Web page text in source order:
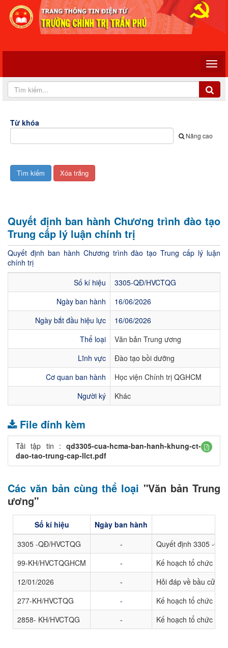
Từ khóa
Nâng cao
Quyết định ban hành Chương trình đào tạo
Trung cấp lý luận chính trị
Quyết định ban hành Chương trình đào tạo Trung cấp lý luận
chính trị
Số kí hiệu
3305-QĐ/HVCTQG
Ngày ban hành
16/06/2026
Ngày bắt đầu hiệu lực
16/06/2026
Thể loại
Văn bản Trung ương
Lĩnh vực
Đào tạo bồi dưỡng
Cơ quan ban hành
Học viện Chính trị QGHCM
Người ký
Khác
File đính kèm
Tải tập tin : qd3305-cua-hcma-ban-hanh-khung-ct-
dao-tao-trung-cap-llct.pdf
Các văn bản cùng thể loại "Văn bản Trung
ương"
Số kí hiệu
Ngày ban hành
3305 -QĐ/HVCTQG
-
Quyết định 3305 -
99-KH/HVCTQGHCM
-
Kế hoạch tổ chức
12/01/2026
-
Hỏi đáp về bầu cử
277-KH/HVCTQG
-
Kế hoạch tổ chức
2858- KH/HVCTQG
- Kế hoạch tổ chức